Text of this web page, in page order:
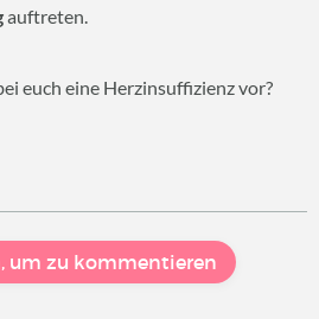
auftreten.
euch eine Herzinsuffizienz vor?
um zu kommentieren